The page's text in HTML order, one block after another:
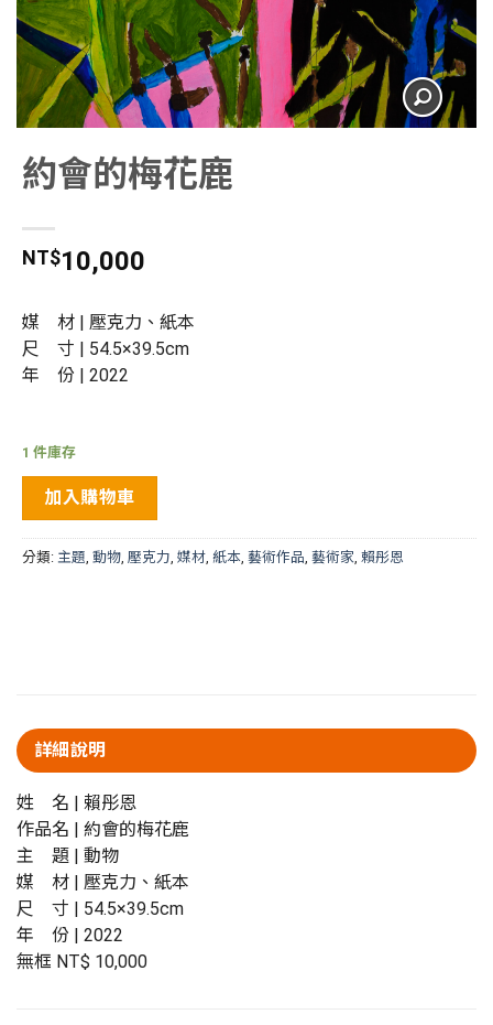
約會的梅花鹿
NT$10,000
媒 材 | 壓克力、紙本
尺 寸 | 54.5×39.5cm
年 份 | 2022
1 件庫存
加入購物車
分類: 主題, 動物, 壓克力, 媒材, 紙本, 藝術作品, 藝術家, 賴彤恩
詳細說明
姓 名 | 賴彤恩
作品名 | 約會的梅花鹿
主 題 | 動物
媒 材 | 壓克力、紙本
尺 寸 | 54.5×39.5cm
年 份 | 2022
無框 NT$ 10,000